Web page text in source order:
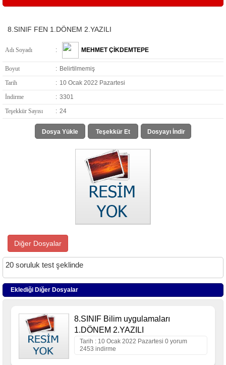
8.SINIF FEN 1.DÖNEM 2.YAZILI
Adı Soyadı : MEHMET ÇİKDEMTEPE
Boyut : Belirtilmemiş
Tarih
: 10 Ocak 2022 Pazartesi
İndirme
: 3301
Teşekkür Sayısı
: 24
Dosya Yükle Teşekkür Et Dosyayı İndir
Diğer Dosyalar
20 soruluk test şeklinde
Eklediği Diğer Dosyalar
8.SINIF Bilim uygulamaları
1.DÖNEM 2.YAZILI
Tarih : 10 Ocak 2022 Pazartesi 0 yorum
2453 indirme